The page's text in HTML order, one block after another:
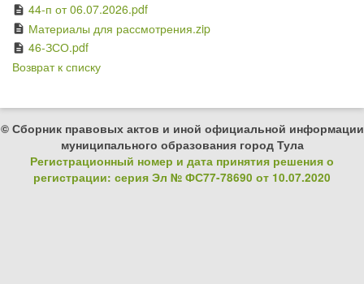
description 44-п от 06.07.2026.pdf
description Материалы для рассмотрения.zip
description 46-ЗСО.pdf
Возврат к списку
© Сборник правовых актов и иной официальной информации
муниципального образования город Тула
Регистрационный номер и дата принятия решения о
регистрации: серия Эл № ФС77-78690 от 10.07.2020